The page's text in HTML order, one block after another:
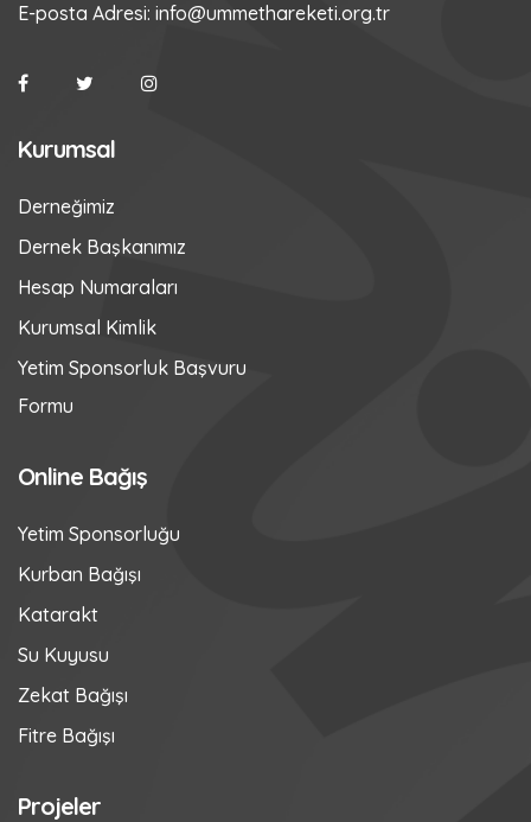
E-posta Adresi: info@ummethareketi.org.tr
Kurumsal
Derneğimiz
Dernek Başkanımız
Hesap Numaraları
Kurumsal Kimlik
Yetim Sponsorluk Başvuru
Formu
Online Bağış
Yetim Sponsorluğu
Kurban Bağışı
Katarakt
Su Kuyusu
Zekat Bağışı
Fitre Bağışı
Projeler